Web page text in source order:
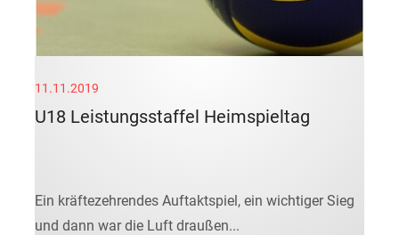
11.11.2019
U18 Leistungsstaffel Heimspieltag
Ein kräftezehrendes Auftaktspiel, ein wichtiger Sieg
und dann war die Luft draußen...